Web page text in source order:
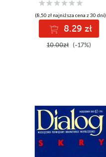
(8,50 zł najniższa cena z 30 dni)
8.29 zł
10.00zł (-17%)